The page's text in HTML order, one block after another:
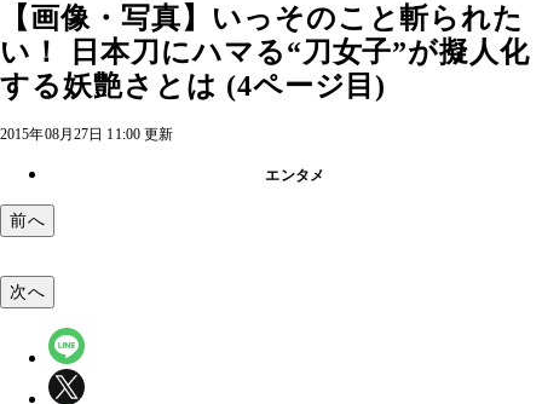
【画像・写真】いっそのこと斬られた
い！ 日本刀にハマる“刀女子”が擬人化
する妖艶さとは (4ページ目)
2015年08月27日 11:00 更新
エンタメ
前へ
次へ